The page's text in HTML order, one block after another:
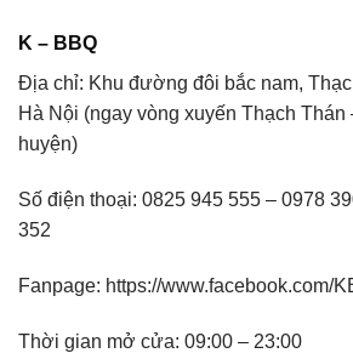
K – BBQ
Địa chỉ: Khu đường đôi bắc nam,
Hà Nội (ngay vòng xuyến Thạch Thán
huyện)
Số điện thoại: 0825 945 555 – 0978
352
Fanpage: https://www.facebook.com/
Thời gian mở cửa: 09:00 – 23:00